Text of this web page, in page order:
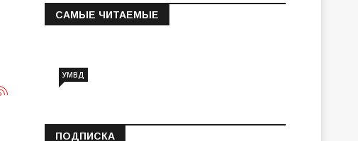
САМЫЕ ЧИТАЕМЫЕ
Информация о состоянии
УМВД
ПОДПИСКА